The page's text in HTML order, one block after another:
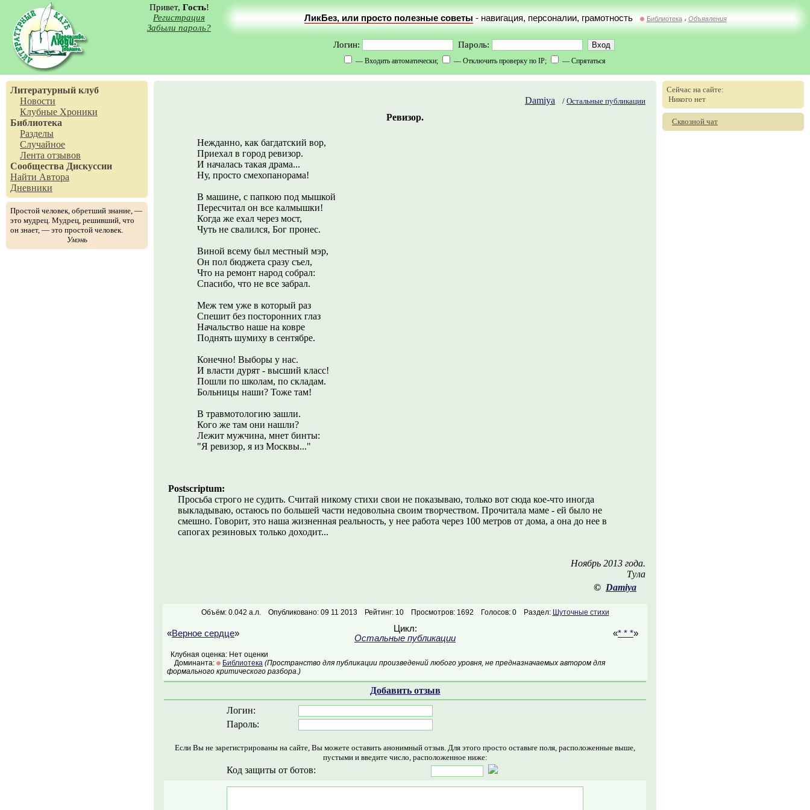
Привет, Гость!
Регистрация
Забыли пароль?
ЛикБез, или просто полезные советы - навигация, персоналии, грамотность Библиотека // Объявления
Логин: Пароль:
— Входить автоматически; — Отключить проверку по IP; — Спрятаться
Литературный клуб
Новости
Клубные Хроники
Библиотека
Разделы
Случайное
Лента отзывов
Сообщества Дискуссии
Найти Автора
Дневники
Простой человек, обретший знание, —
это мудрец. Мудрец, решивший, что
он знает, — это простой человек.
Умэнь
Damiya / Остальные публикации
Ревизор.
Нежданно, как багдатский вор,
Приехал в город ревизор.
И началась такая драма...
Ну, просто смехопанорама!
В машине, с папкою под мышкой
Пересчитал он все калмышки!
Когда же ехал через мост,
Чуть не свалился, Бог пронес.
Виной всему был местный мэр,
Он пол бюджета сразу съел,
Что на ремонт народ собрал:
Спасибо, что не все забрал.
Меж тем уже в который раз
Спешит без посторонних глаз
Начальство наше на ковре
Поднять шумиху в сентябре.
Конечно! Выборы у нас.
И власти дурят - высший класс!
Пошли по школам, по складам.
Больницы наши? Тоже там!
В травмотологию зашли.
Кого же там они нашли?
Лежит мужчина, мнет бинты:
"Я ревизор, я из Москвы..."
Postscriptum:
Просьба строго не судить. Считай никому стихи свои не показываю, только вот сюда кое-что иногда
выкладываю, остаюсь по большей части недовольна своим творчеством. Прочитала маме - ей было не
смешно. Говорит, это наша жизненная реальность, у нее работа через 100 метров от дома, а она до нее в
сапогах резиновых только доходит...
Ноябрь 2013 года.
Тула
© Damiya
Объём: 0.042 а.л. Опубликовано: 09 11 2013 Рейтинг: 10 Просмотров: 1692 Голосов: 0 Раздел: Шуточные стихи
«Верное сердце»
Цикл:
Остальные публикации
«* * *»
Клубная оценка: Нет оценки
Доминанта:
Библиотека (Пространство для публикации произведений любого уровня, не предназначаемых автором для
формального критического разбора.)
Добавить отзыв
Логин:
Пароль:
Если Вы не зарегистрированы на сайте, Вы можете оставить анонимный отзыв. Для этого просто оставьте поля, расположенные выше,
пустыми и введите число, расположенное ниже:
Код защиты от ботов:
Сейчас на сайте:
Никого нет
Сквозной чат